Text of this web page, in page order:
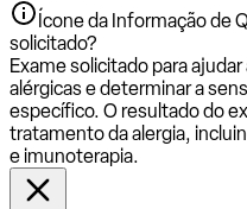
Ícone da Informação de
solicitado?
Exame solicitado para
alérgicas e determinar a
específico. O resultado do
tratamento da alergia,
e imunoterapia.